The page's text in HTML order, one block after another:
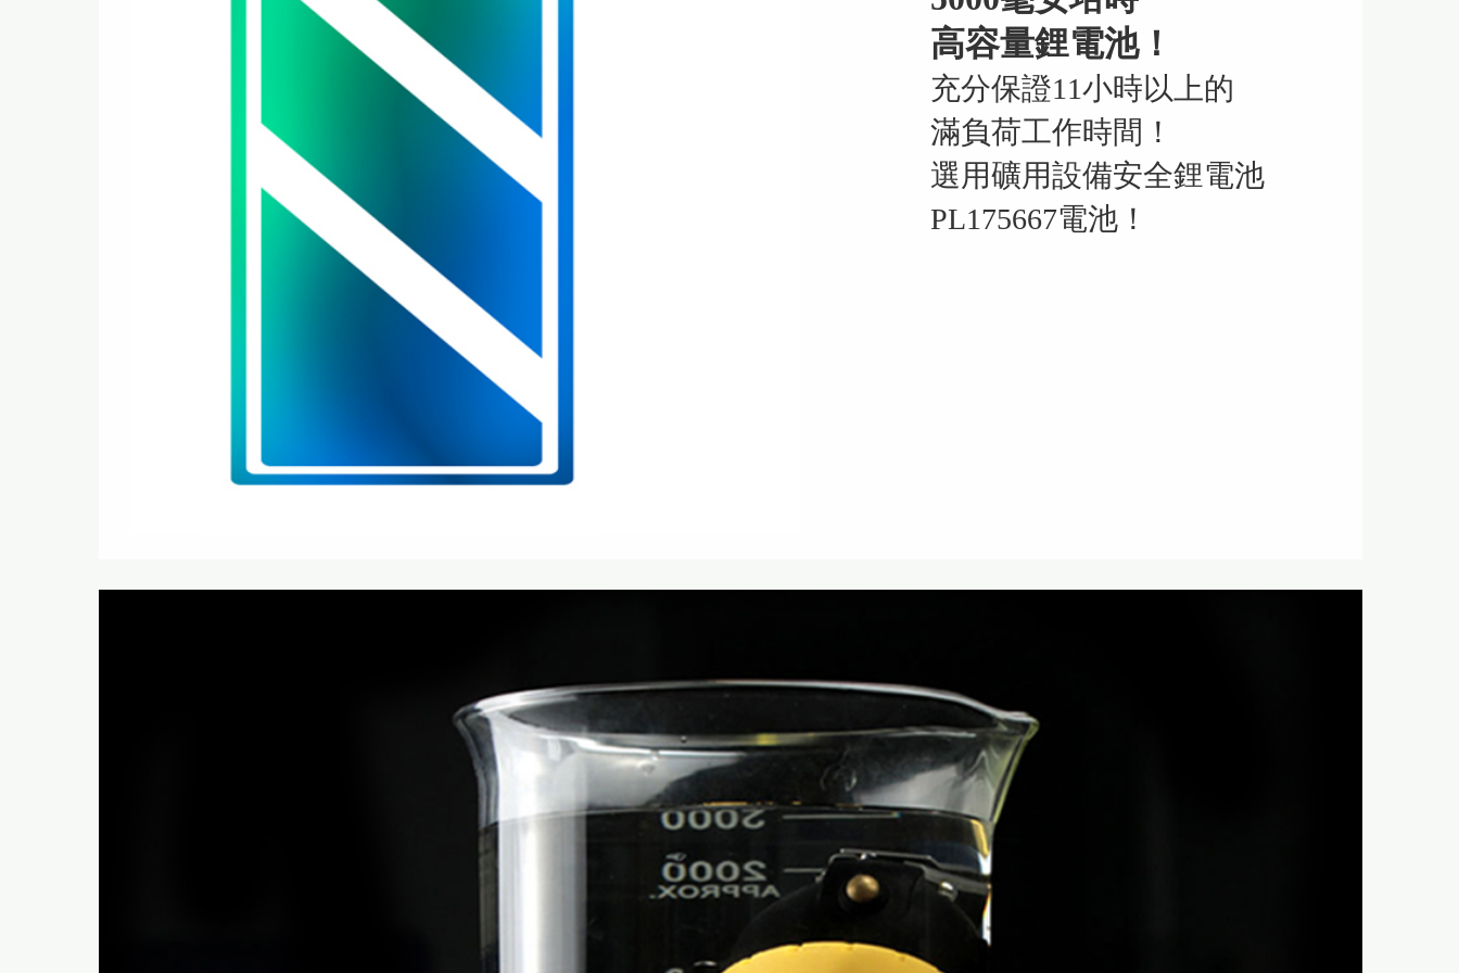
高容量鋰電池！
充分保證11小時以上的
滿負荷工作時間！
選用礦用設備安全鋰電池
PL175667電池！